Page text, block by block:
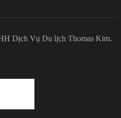
Dịch Vụ Du lịch Thomas Kim.